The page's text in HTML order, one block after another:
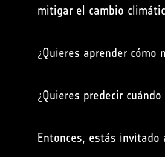
mitigar el cambio
¿Quieres aprender cómo
¿Quieres predecir
Entonces, estás invitado